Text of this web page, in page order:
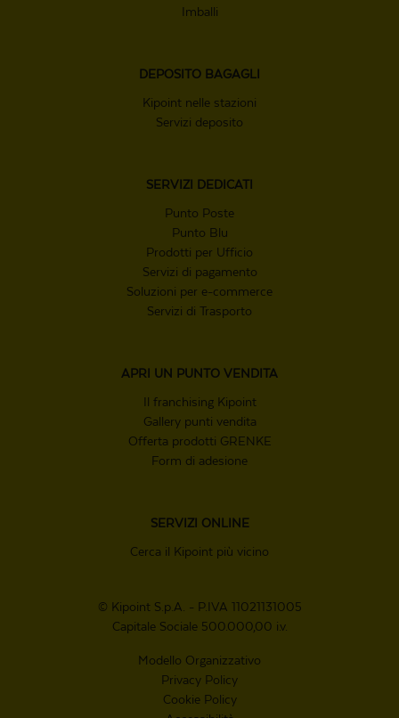
Imballi
DEPOSITO BAGAGLI
Kipoint nelle stazioni
Servizi deposito
SERVIZI
DEDICATI
Punto Poste
Punto Blu
Prodotti per Ufficio
Servizi di pagamento
Soluzioni per e-commerce
Servizi di Trasporto
APRI UN
PUNTO VENDITA
Il franchising Kipoint
Gallery punti vendita
Offerta prodotti GRENKE
Form di adesione
SERVIZI ONLINE
Cerca il Kipoint più vicino
© Kipoint S.p.A. - P.IVA 11021131005
Capitale Sociale 500.000,00 i.v.
Modello Organizzativo
Privacy Policy
Cookie Policy